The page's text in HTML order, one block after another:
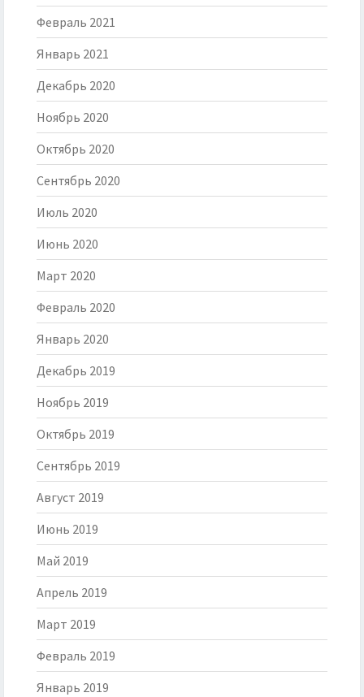
Февраль 2021
Январь 2021
Декабрь 2020
Ноябрь 2020
Октябрь 2020
Сентябрь 2020
Июль 2020
Июнь 2020
Март 2020
Февраль 2020
Январь 2020
Декабрь 2019
Ноябрь 2019
Октябрь 2019
Сентябрь 2019
Август 2019
Июнь 2019
Май 2019
Апрель 2019
Март 2019
Февраль 2019
Январь 2019